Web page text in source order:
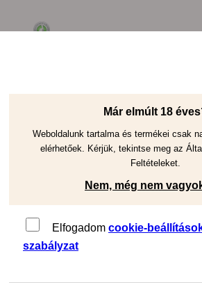
Cooking Guide
Már elmúlt 18
Weboldalunk tartalma és termékei csak
elérhetőek. Kérjük, tekintse meg az
Feltételeket.
Nem, még nem
Elfogadom cookie-
szabályzat